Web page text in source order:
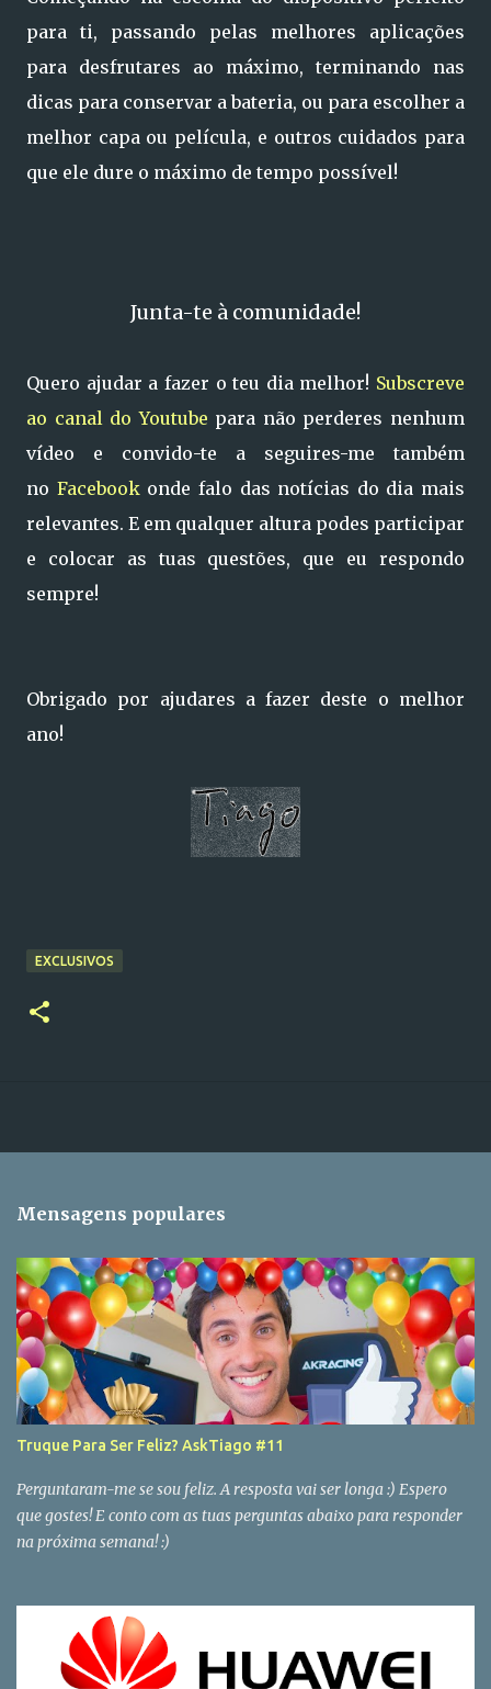
para ti, passando pelas melhores aplicações
para desfrutares ao máximo, terminando nas
dicas para conservar a bateria, ou para escolher a
melhor capa ou película, e outros cuidados para
que ele dure o máximo de tempo possível!
Junta-te à comunidade!
Quero ajudar a fazer o teu dia melhor! Subscreve
ao canal do Youtube para não perderes nenhum
vídeo e convido-te a seguires-me também
no Facebookonde falo das notícias do dia mais
relevantes. E em qualquer altura podes participar
e colocar as tuas questões, que eu respondo
sempre!
Obrigado por ajudares a fazer deste o melhor
ano!
EXCLUSIVOS
Mensagens populares
Truque Para Ser Feliz? AskTiago #11
Perguntaram-me se sou feliz. A resposta vai ser longa :) Espero
que gostes! E conto com as tuas perguntas abaixo para responder
na próxima semana! :)